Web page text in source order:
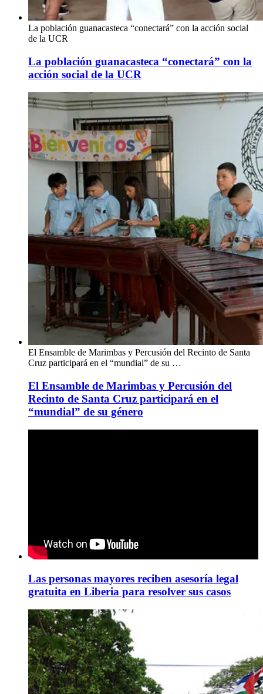
La población guanacasteca “conectará” con la acción social
de la UCR
La población guanacasteca “conectará” con la
acción social de la UCR
El Ensamble de Marimbas y Percusión del Recinto de Santa
Cruz participará en el “mundial” de su …
El Ensamble de Marimbas y Percusión del
Recinto de Santa Cruz participará en el
“mundial” de su género
Las personas mayores reciben asesoría legal
gratuita en Liberia para resolver sus casos